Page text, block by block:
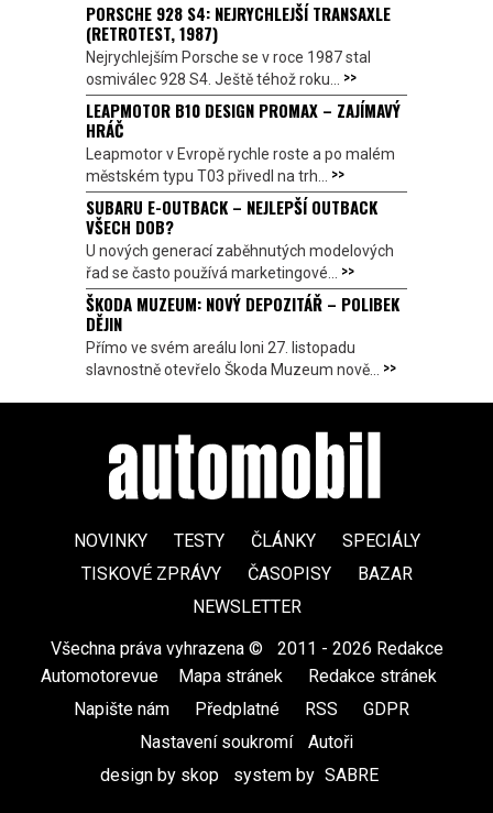
PORSCHE 928 S4: NEJRYCHLEJŠÍ TRANSAXLE
(RETROTEST, 1987)
Nejrychlejším Porsche se v roce 1987 stal
osmiválec 928 S4. Ještě téhož roku... >>
LEAPMOTOR B10 DESIGN PROMAX – ZAJÍMAVÝ
HRÁČ
Leapmotor v Evropě rychle roste a po malém
městském typu T03 přivedl na trh... >>
SUBARU E-OUTBACK – NEJLEPŠÍ OUTBACK
VŠECH DOB?
U nových generací zaběhnutých modelových
řad se často používá marketingové... >>
ŠKODA MUZEUM: NOVÝ DEPOZITÁŘ – POLIBEK
DĚJIN
Přímo ve svém areálu loni 27. listopadu
slavnostně otevřelo Škoda Muzeum nově... >>
NOVINKY TESTY ČLÁNKY
SPECIÁLY
TISKOVÉ ZPRÁVY
ČASOPISY
BAZAR
NEWSLETTER
Všechna práva vyhrazena ©
2011 - 2026 Redakce
Automotorevue
Mapa stránek Redakce stránek
Napište nám
Předplatné RSS GDPR
Nastavení soukromí
Autoři
design by skop
system by SABRE